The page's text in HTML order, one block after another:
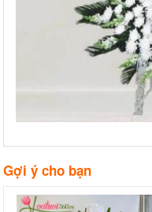
Gợi ý cho bạn